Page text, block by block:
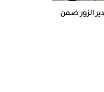
بدير الزور ضمن